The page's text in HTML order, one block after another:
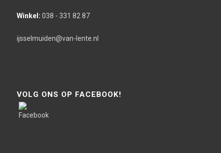
Winkel: 038 - 331 82 87
ijsselmuiden@van-lente.nl
VOLG ONS OP FACEBOOK!